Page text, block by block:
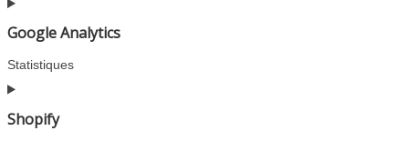
Google Analytics
Statistiques
Consent
service
Shopify